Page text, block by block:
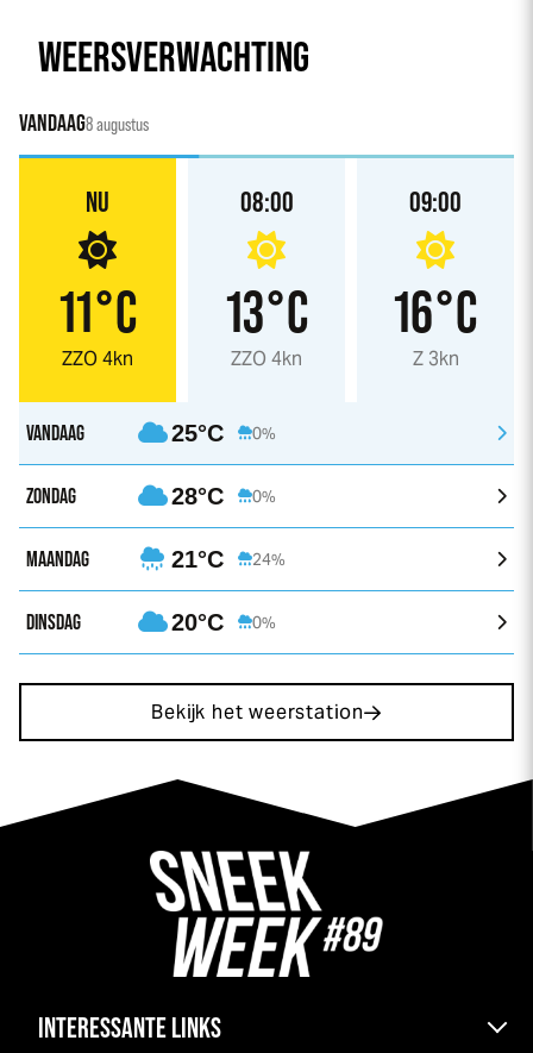
WEERSVERWACHTING
VANDAAG8 augustus
NU
11°C
ZZO 4kn
08:00
13°C
ZZO 4kn
09:00
16°C
Z 3kn
VANDAAG 25°C 0%
ZONDAG 28°C 0%
MAANDAG 21°C 24%
DINSDAG 20°C 0%
Bekijk het weerstation
INTERESSANTE LINKS